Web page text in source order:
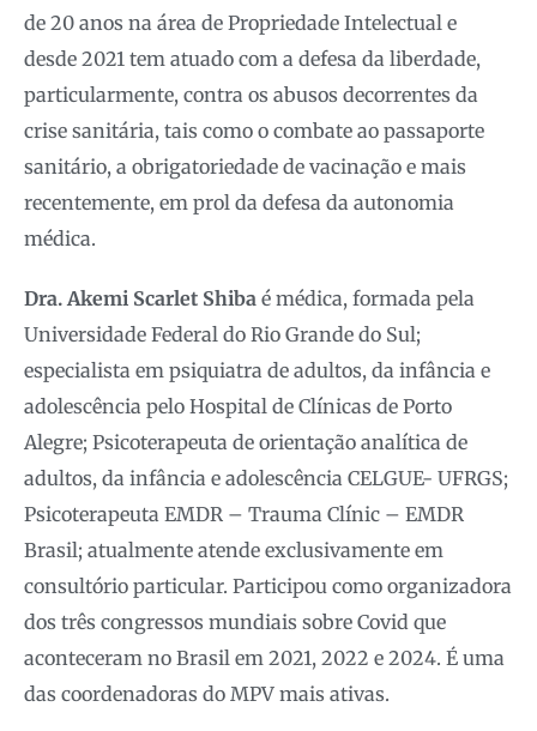
de 20 anos na área de Propriedade Intelectual e
desde 2021 tem atuado com a defesa da liberdade,
particularmente, contra os abusos decorrentes da
crise sanitária, tais como o combate ao passaporte
sanitário, a obrigatoriedade de vacinação e mais
recentemente, em prol da defesa da autonomia
médica.
Dra. Akemi Scarlet Shiba é médica, formada pela
Universidade Federal do Rio Grande do Sul;
especialista em psiquiatra de adultos, da infância e
adolescência pelo Hospital de Clínicas de Porto
Alegre; Psicoterapeuta de orientação analítica de
adultos, da infância e adolescência CELGUE- UFRGS;
Psicoterapeuta EMDR – Trauma Clínic – EMDR
Brasil; atualmente atende exclusivamente em
consultório particular. Participou como organizadora
dos três congressos mundiais sobre Covid que
aconteceram no Brasil em 2021, 2022 e 2024. É uma
das coordenadoras do MPV mais ativas.